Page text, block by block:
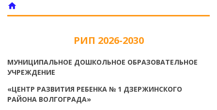
home
РИП 2026-2030
МУНИЦИПАЛЬНОЕ ДОШКОЛЬНОЕ ОБРАЗОВАТЕЛЬНОЕ
УЧРЕЖДЕНИЕ
«ЦЕНТР РАЗВИТИЯ РЕБЕНКА № 1 ДЗЕРЖИНСКОГО
РАЙОНА ВОЛГОГРАДА»